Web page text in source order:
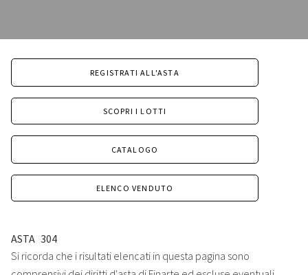
REGISTRATI ALL'ASTA
SCOPRI I LOTTI
CATALOGO
ELENCO VENDUTO
ASTA 304
Si ricorda che i risultati elencati in questa pagina sono